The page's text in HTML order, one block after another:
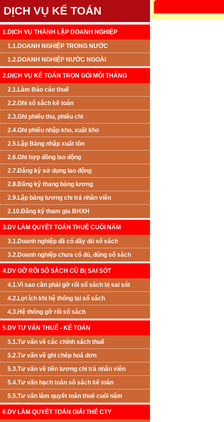
DỊCH VỤ KẾ TOÁN
1.DỊCH VỤ THÀNH LẬP DOANH NGHIỆP
1.1.DOANH NGHIỆP TRONG NƯỚC
1.2.DOANH NGHIỆP NƯỚC NGOÀI
2.DỊCH VỤ KẾ TOÁN TRỌN GÓI MỖI THÁNG
2.1.Làm Báo cáo thuế
2.2.Ghi sổ sách kế toán
2.3.Ghi phiếu thu, phiếu chi
2.4.Ghi phiếu nhập kho, xuất kho
2.5.Lập Bảng nhập xuất tồn
2.6.Ghi hợp đồng lao động
2.7.Đăng ký sử dụng lao động
2.8.Đăng ký thang bảng lương
2.9.Lập bảng lương chi trả nhân viên
2.10.Đăng ký tham gia BHXH
3.DV LÀM QUYẾT TOÁN THUẾ CUỐI NĂM
3.1.Doanh nghiệp đã có đầy đủ sổ sách
3.2.Doanh nghiệp chưa có đủ, đúng sổ sách
4.DV GỠ RỐI SỔ SÁCH CŨ BỊ SAI SÓT
4.1.Vì sao cần phải gỡ rối sổ sách bị sai sót
4.2.Lợi ích khi hệ thống lại sổ sách
4.3.Hệ thống gỡ rối sổ sách
5.DV TƯ VẤN THUẾ - KẾ TOÁN
5.1.Tư vấn về các chính sách thuế
5.2.Tư vấn về ghi chép hoá đơn
5.3.Tư vấn về tiền lương chi trả nhân viên
5.4.Tư vấn hạch toán sổ sách kế toán
5.5.Tư vấn làm quyết toán thuế cuối năm
6.DV LÀM QUYẾT TOÁN GIẢI THỂ CTY